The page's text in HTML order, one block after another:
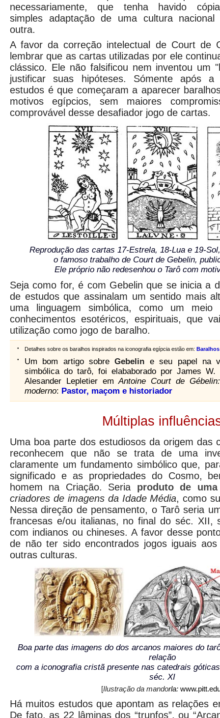
necessariamente, que tenha havido
simples adaptação de uma cultura nacional
outra.
A favor da correção intelectual de Court de
lembrar que as cartas utilizadas por ele
clássico. Ele não falsificou nem inventou um
justificar suas hipóteses. Sómente após a
estudos é que começaram a aparecer
motivos egípcios, sem maiores
comprovável desse desafiador jogo de cartas.
Reprodução das cartas 17-Estrela, 18-Lua e 19-
o famoso trabalho de Court de Gebelin,
Ele próprio não redesenhou o Tarô com
Seja como for, é com Gebelin que se inicia a
de estudos que assinalam um sentido mais
uma linguagem simbólica, como um meio
conhecimentos esotéricos, espirituais, que
utilização como jogo de baralho.
• Detalhes sobre os baralhos inspirados na iconografia egípcia estão em:
• Um bom artigo sobreGebelin e seu papel na
simbólica do tarô, foi elababorado por James W.
Alesander Lepletier emAntoine Court de
moderno: Pastor, maçom e historiador
Múltiplas
Uma boa parte dos estudiosos da origem das
reconhecem que não se trata de uma
claramente um fundamento simbólico que,
significado e as propriedades do Cosmo,
homem na Criação. Seria produto de
criadores de imagens da Idade Média, como
Nessa direção de pensamento, o Tarô seria
francesas e/ou italianas, no final do séc. XII,
com indianos ou chineses. A favor desse
de não ter sido encontrados jogos iguais
outras culturas.
Boa parte das imagens do dos arcanos maiores do
relação
com a iconografia cristã presente nas catedrais
séc. XI
[Ilustração da mandorla:
Há muitos estudos que apontam as relações
De fato, as 22 lâminas dos “trunfos”, ou